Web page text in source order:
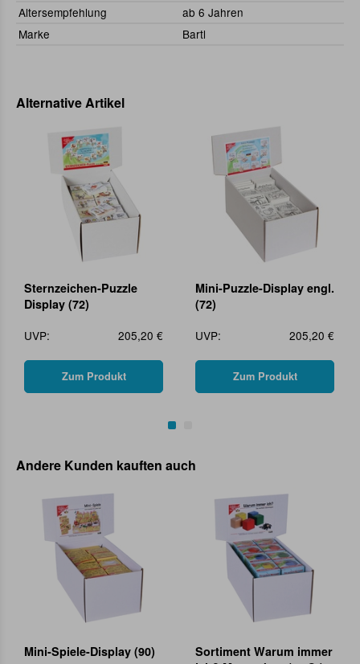
Altersempfehlung
ab 6 Jahren
Marke
Bartl
Alternative Artikel
Sternzeichen-Puzzle
Display (72)
UVP:
205,20 €
Zum Produkt
Mini-Puzzle-Display engl.
(72)
UVP:
205,20 €
Zum Produkt
Andere Kunden kauften auch
Mini-Spiele-Display (90)
Sortiment Warum immer